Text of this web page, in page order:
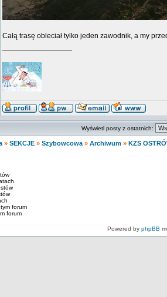
Całą trasę obleciał tylko jeden zawodnik, a my
Wyświetl posty z ostatnich:
» SEKCJE » Szybowcowa » Archiwum » KZS
forum
forum
Powered by phpBB